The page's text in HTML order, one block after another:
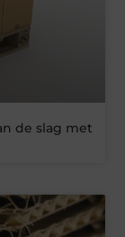
de slag met